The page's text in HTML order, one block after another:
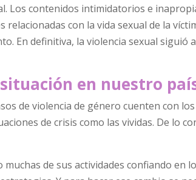
Los contenidos intimidatorios e
con la vida sexual de la
En definitiva, la violencia sexual siguió
en nuestro
de violencia de género cuenten con
de crisis como las vividas. De lo
de sus actividades confiando en